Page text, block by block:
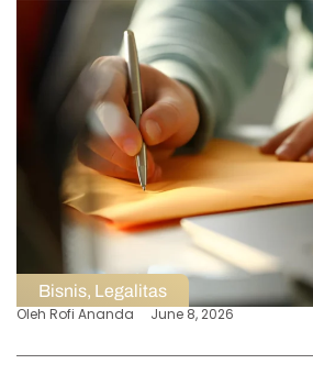
Bisnis, Legalitas
Oleh Rofi Ananda June 8, 2026